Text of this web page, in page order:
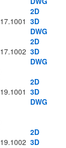
17.1001
2D
3D
DWG
17.1002
2D
3D
DWG
19.1001
2D
3D
DWG
19.1002
2D
3D